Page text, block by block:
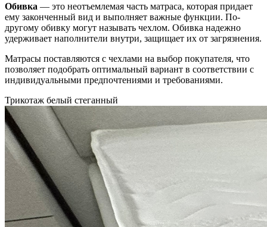
Обивка — это неотъемлемая часть матраса, которая придает
ему законченный вид и выполняет важные функции. По-
другому обивку могут называть чехлом. Обивка надежно
удерживает наполнители внутри, защищает их от загрязнения.
Матрасы поставляются с чехлами на выбор покупателя, что
позволяет подобрать оптимальный вариант в соответствии с
индивидуальными предпочтениями и требованиями.
Трикотаж белый стеганный